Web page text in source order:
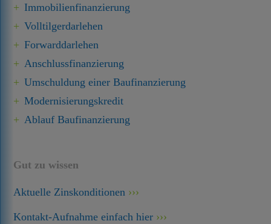
Immobilien­finanzierung
Volltilgerdarlehen
Forward­darlehen
Anschluss­finanzierung
Umschuldung einer Baufinanzierung
Modernisierungskredit
Ablauf Baufinanzierung
Gut zu wissen
Aktuelle Zinskonditionen
Kontakt-Aufnahme einfach hier